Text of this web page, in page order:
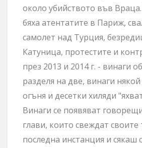
около убийството във
бяха атентатите в Париж,
самолет над Турция,
Катуница, протестите и
през 2013 и 2014 г. - винаги
разделя на две, винаги
огъня и десетки хиляди
Винаги се появяват
глави, които свеждат своите
последна инстанция и сякаш